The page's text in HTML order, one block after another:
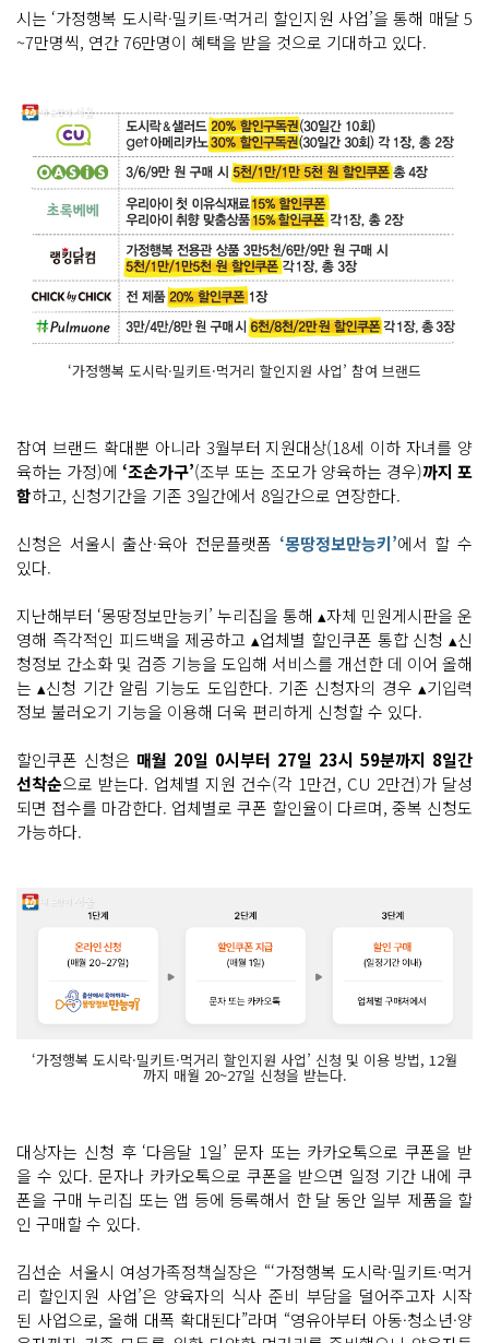
시는 ‘가정행복 도시락·밀키트·먹거리 할인지원 사업’을 통해 매달 5
~7만명씩, 연간 76만명이 혜택을 받을 것으로 기대하고 있다.
‘가정행복 도시락·밀키트·먹거리 할인지원 사업’ 참여 브랜드
참여 브랜드 확대뿐 아니라 3월부터 지원대상(18세 이하 자녀를 양
육하는 가정)에 ‘조손가구’(조부 또는 조모가 양육하는 경우)까지 포
함하고, 신청기간을 기존 3일간에서 8일간으로 연장한다.
신청은 서울시 출산·육아 전문플랫폼 ‘몽땅정보만능키’에서 할 수
있다.
지난해부터 ‘몽땅정보만능키’ 누리집을 통해 ▴자체 민원게시판을 운
영해 즉각적인 피드백을 제공하고 ▴업체별 할인쿠폰 통합 신청 ▴신
청정보 간소화 및 검증 기능을 도입해 서비스를 개선한 데 이어 올해
는 ▴신청 기간 알림 기능도 도입한다. 기존 신청자의 경우 ▴기입력
정보 불러오기 기능을 이용해 더욱 편리하게 신청할 수 있다.
할인쿠폰 신청은 매월 20일 0시부터 27일 23시 59분까지 8일간
선착순으로 받는다. 업체별 지원 건수(각 1만건, CU 2만건)가 달성
되면 접수를 마감한다. 업체별로 쿠폰 할인율이 다르며, 중복 신청도
가능하다.
‘가정행복 도시락·밀키트·먹거리 할인지원 사업’ 신청 및 이용 방법, 12월
까지 매월 20~27일 신청을 받는다.
대상자는 신청 후 ‘다음달 1일’ 문자 또는 카카오톡으로 쿠폰을 받
을 수 있다. 문자나 카카오톡으로 쿠폰을 받으면 일정 기간 내에 쿠
폰을 구매 누리집 또는 앱 등에 등록해서 한 달 동안 일부 제품을 할
인 구매할 수 있다.
김선순 서울시 여성가족정책실장은 “‘가정행복 도시락·밀키트·먹거
리 할인지원 사업’은 양육자의 식사 준비 부담을 덜어주고자 시작
된 사업으로, 올해 대폭 확대된다”라며 “영유아부터 아동·청소년·양